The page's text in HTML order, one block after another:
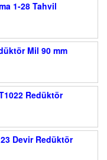
1-28 Tahvil
Mil 90 mm
Redüktör
Devir Redüktör